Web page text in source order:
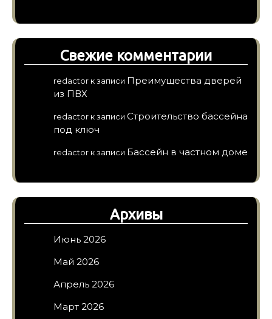
Свежие комментарии
redactor к записи Преимущества дверей
из ПВХ
redactor к записи Строительство бассейна
под ключ
redactor к записи Бассейн в частном доме
Архивы
Июнь 2026
Май 2026
Апрель 2026
Март 2026